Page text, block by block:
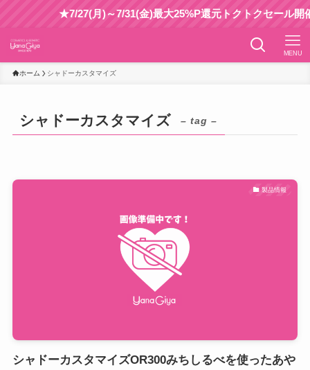
★7/27(月)～7/31(金)最大25%P還元トクトクセール開
MENU
ホーム シャドーカスタマイズ
シャドーカスタマイズ – tag –
製品情報
シャドーカスタマイズOR300みちしるべを使ったあや